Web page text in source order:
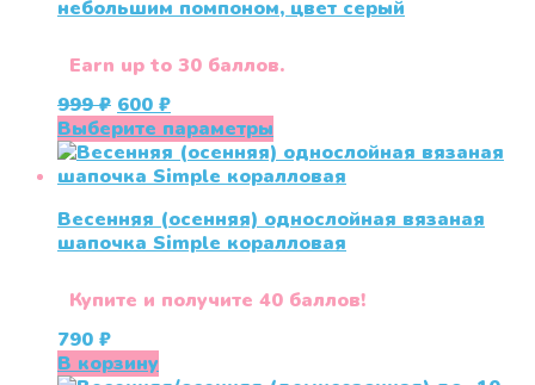
небольшим помпоном, цвет серый
Earn up to 30 баллов.
999₽ Первоначальная
цена
составляла
999 ₽.
600 ₽Текущая
цена:
600 ₽.
Выберите параметры
товар
имеет
вариаций.
Опции
выбрать
Весенняя (осенняя) однослойная вязаная
шапочка Simple коралловая
Купите и получите 40 баллов!
790 ₽
В корзину